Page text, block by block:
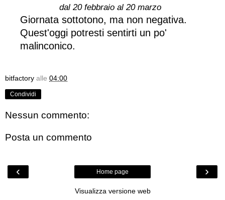
dal 20 febbraio al 20 marzo
Giornata sottotono, ma non negativa.
Quest'oggi potresti sentirti un po'
malinconico.
bitfactory alle 04:00
Condividi
Nessun commento:
Posta un commento
‹ ›
Home page
Visualizza versione web